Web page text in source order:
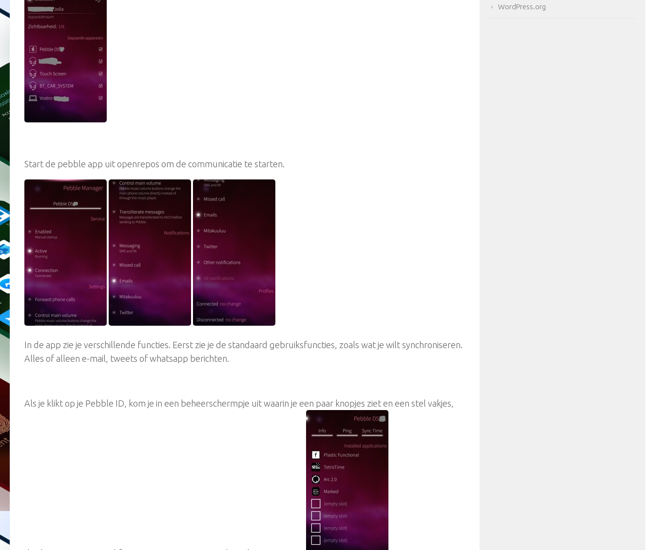
Start de pebble app uit openrepos om de communicatie te starten.
In de app zie je verschillende functies. Eerst zie je de standaard gebruiksfuncties, zoals wat je wilt synchroniseren.
Alles of alleen e-mail, tweets of whatsapp berichten.
Als je klikt op je Pebble ID, kom je in een beheerschermpje uit waarin je een paar knopjes ziet en een stel vakjes,
WordPress.org